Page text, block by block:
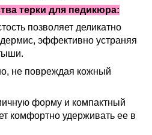
терки для педикюра:
позволяет деликатно
эффективно устраняя
не повреждая кожный
форму и компактный
комфортно удерживать ее в